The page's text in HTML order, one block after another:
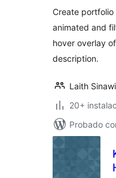
Create
animated and
hover overlay
description.
Laith Sinawi
20+
Probado